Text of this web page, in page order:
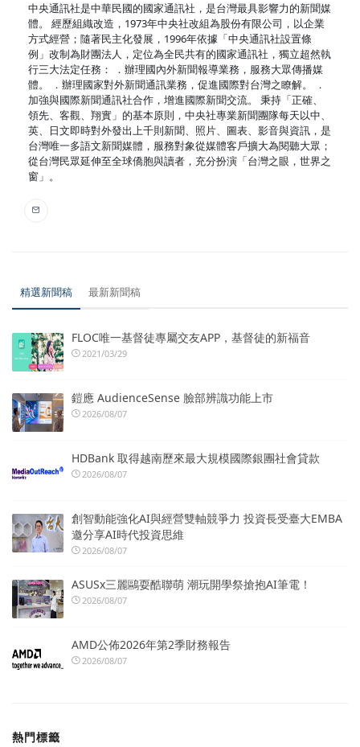
中央通訊社是中華民國的國家通訊社，是台灣最具影響力的新聞媒
體。 經歷組織改造，1973年中央社改組為股份有限公司，以企業
方式經營；隨著民主化發展，1996年依據「中央通訊社設置條
例」改制為財團法人，定位為全民共有的國家通訊社，獨立超然執
行三大法定任務： ．辦理國內外新聞報導業務，服務大眾傳播媒
體。 ．辦理國家對外新聞通訊業務，促進國際對台灣之瞭解。 ．
加強與國際新聞通訊社合作，增進國際新聞交流。 秉持「正確、
領先、客觀、翔實」的基本原則，中央社專業新聞團隊每天以中、
英、日文即時對外發出上千則新聞、照片、圖表、影音與資訊，是
台灣唯一多語文新聞媒體，服務對象從媒體客戶擴大為閱聽大眾；
從台灣民眾延伸至全球僑胞與讀者，充分扮演「台灣之眼，世界之
窗」。
精選新聞稿 最新新聞稿
FLOC唯一基督徒專屬交友APP，基督徒的新福音
2021/03/29
鎧應 AudienceSense 臉部辨識功能上市
2026/08/07
HDBank 取得越南歷來最大規模國際銀團社會貸款
2026/08/07
創智動能強化AI與經營雙軸競爭力 投資長受臺大EMBA
邀分享AI時代投資思維
2026/08/07
ASUSx三麗鷗耍酷聯萌 潮玩開學祭搶抱AI筆電！
2026/08/07
AMD公佈2026年第2季財務報告
2026/08/07
熱門標籤